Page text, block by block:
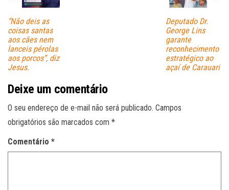
“Não deis as
coisas santas
aos cães nem
lanceis pérolas
aos porcos”, diz
Jesus.
Deputado Dr.
George Lins
garante
reconhecimento
estratégico ao
açaí de Carauari
Deixe um comentário
O seu endereço de e-mail não será publicado. Campos
obrigatórios são marcados com *
Comentário *